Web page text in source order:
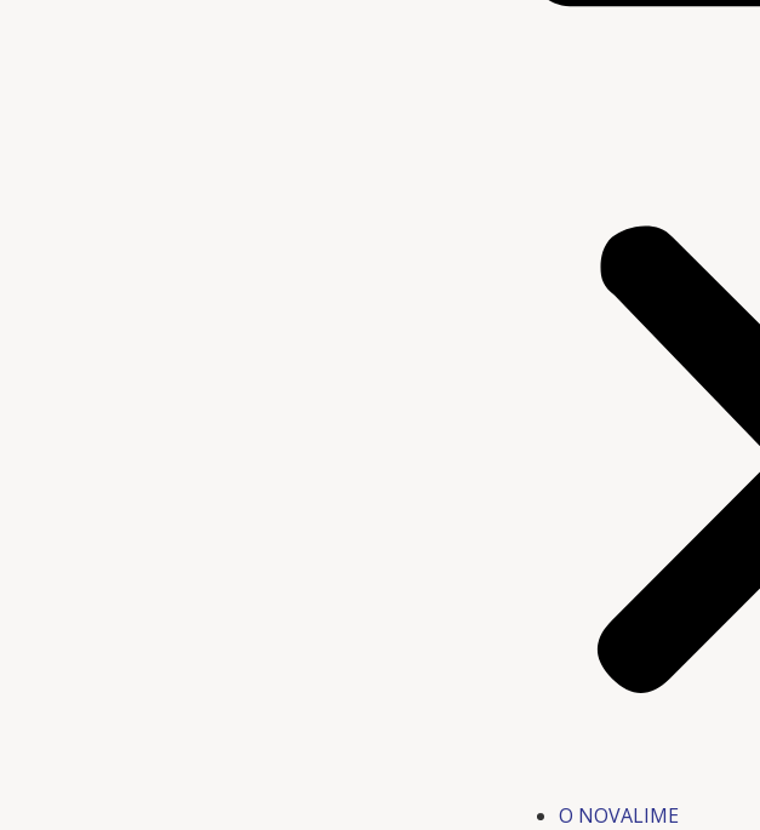
O NOVALIME